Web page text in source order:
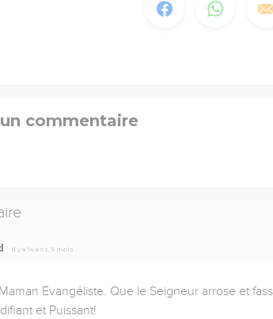
commentaire
Il y a 14 ans, 5 mois
Evangéliste. Que le Seigneur arrose et
et Puissant!